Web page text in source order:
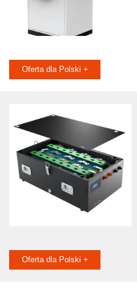
Oferta dla Polski +
Oferta dla Polski +